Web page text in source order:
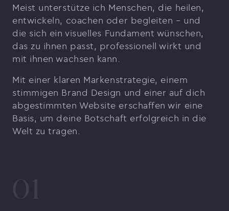
Meist unterstütze ich Menschen, die heilen,
entwickeln, coachen oder begleiten – und
die sich ein visuelles Fundament wünschen,
das zu ihnen passt, professionell wirkt und
mit ihnen wachsen kann.
Mit einer klaren Markenstrategie, einem
stimmigen Brand Design und einer auf dich
abgestimmten Website erschaffen wir eine
Basis, um deine Botschaft erfolgreich in die
Welt zu tragen.